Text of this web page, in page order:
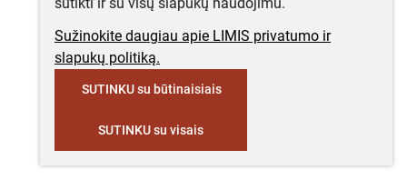
Sužinokite daugiau apie LIMIS privatumo ir
slapukų politiką.
SUTINKU su būtinaisiais
SUTINKU su visais